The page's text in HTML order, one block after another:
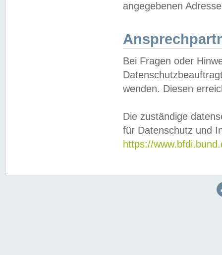
angegebenen
Bei Fragen oder
wenden. Diesen
Die zuständige
für Datenschutz und
https://